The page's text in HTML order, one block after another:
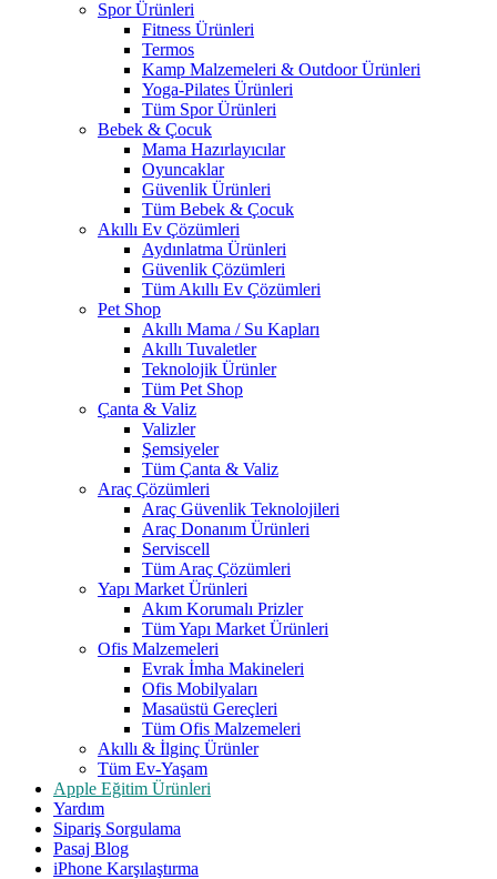
Spor Ürünleri
Fitness Ürünleri
Termos
Kamp Malzemeleri & Outdoor Ürünleri
Yoga-Pilates Ürünleri
Tüm Spor Ürünleri
Bebek & Çocuk
Mama Hazırlayıcılar
Oyuncaklar
Güvenlik Ürünleri
Tüm Bebek & Çocuk
Akıllı Ev Çözümleri
Aydınlatma Ürünleri
Güvenlik Çözümleri
Tüm Akıllı Ev Çözümleri
Pet Shop
Akıllı Mama / Su Kapları
Akıllı Tuvaletler
Teknolojik Ürünler
Tüm Pet Shop
Çanta & Valiz
Valizler
Şemsiyeler
Tüm Çanta & Valiz
Araç Çözümleri
Araç Güvenlik Teknolojileri
Araç Donanım Ürünleri
Serviscell
Tüm Araç Çözümleri
Yapı Market Ürünleri
Akım Korumalı Prizler
Tüm Yapı Market Ürünleri
Ofis Malzemeleri
Evrak İmha Makineleri
Ofis Mobilyaları
Masaüstü Gereçleri
Tüm Ofis Malzemeleri
Akıllı & İlginç Ürünler
Tüm Ev-Yaşam
Apple Eğitim Ürünleri
Yardım
Sipariş Sorgulama
Pasaj Blog
iPhone Karşılaştırma